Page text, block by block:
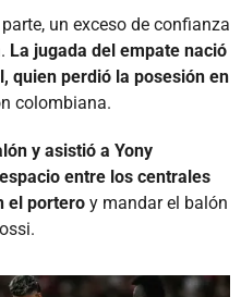
un exceso de confianza
La jugada del empate nació
quien perdió la posesión en
colombiana.
y asistió a Yony
entre los centrales
el portero y mandar el balón